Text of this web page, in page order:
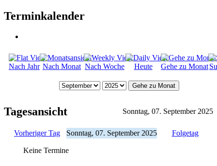
Terminkalender
Nach Jahr Nach Monat Nach Woche Heute Gehe zu Monat
Gehe zu Monat
Tagesansicht Sonntag, 07. September 2025
Vorheriger Tag Sonntag, 07. September 2025 Folgetag
Keine Termine